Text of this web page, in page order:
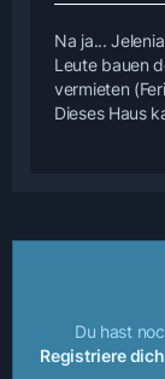
Na ja...
Leute bauen
vermieten
Dieses Haus
Du hast
Registriere